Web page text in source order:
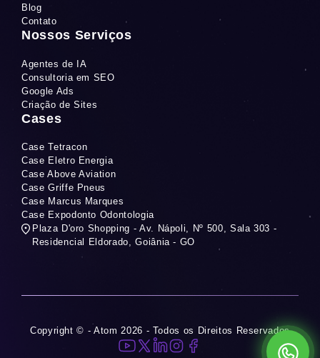
Blog
Contato
Nossos Serviços
Agentes de IA
Consultoria em SEO
Google Ads
Criação de Sites
Cases
Case Tetracon
Case Eletro Energia
Case Above Aviation
Case Griffe Pneus
Case Marcus Marques
Case Expodonto Odontologia
Plaza D'oro Shopping - Av. Nápoli, Nº 500, Sala 303 -
Residencial Eldorado, Goiânia - GO
Copyright © - Atom 2026 - Todos os Direitos Reservados